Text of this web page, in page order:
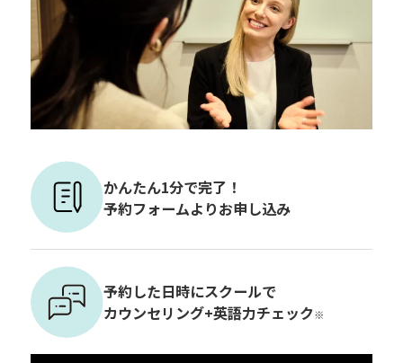
かんたん1分で完了！
予約フォームよりお申し込み
予約した日時にスクールで
カウンセリング+英語力チェック※